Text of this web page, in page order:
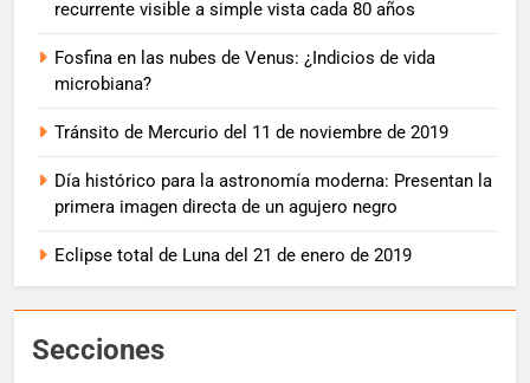
recurrente visible a simple vista cada 80 años
Fosfina en las nubes de Venus: ¿Indicios de vida
microbiana?
Tránsito de Mercurio del 11 de noviembre de 2019
Día histórico para la astronomía moderna: Presentan la
primera imagen directa de un agujero negro
Eclipse total de Luna del 21 de enero de 2019
Secciones